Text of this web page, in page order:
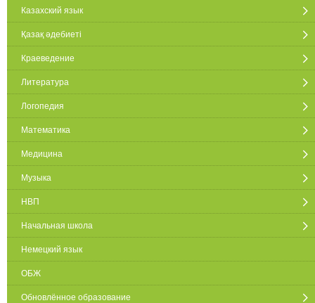
Казахский язык
Қазақ әдебиеті
Краеведение
Литература
Логопедия
Математика
Медицина
Музыка
НВП
Начальная школа
Немецкий язык
ОБЖ
Обновлённое образование